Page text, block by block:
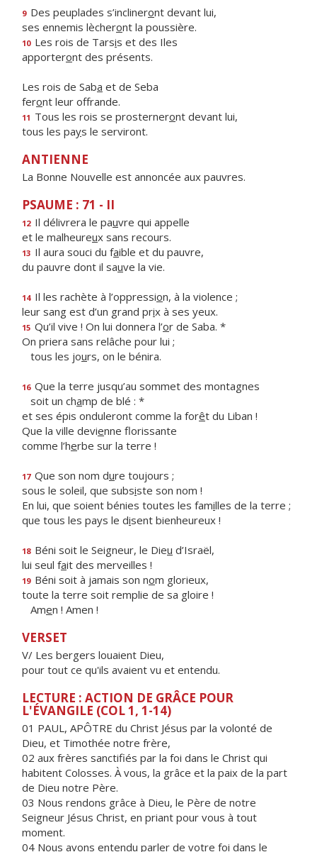
9 Des peuplades s’inclineront devant lui,
ses ennemis lècheront la poussière.
10 Les rois de Tarsis et des Iles
apporteront des présents.
Les rois de Saba et de Seba
feront leur offrande.
11 Tous les rois se prosterneront devant lui,
tous les pays le serviront.
ANTIENNE
La Bonne Nouvelle est annoncée aux pauvres.
PSAUME : 71 - II
12 Il délivrera le pauvre qui appelle
et le malheureux sans recours.
13 Il aura souci du faible et du pauvre,
du pauvre dont il sauve la vie.
14 Il les rachète à l’oppression, à la violence ;
leur sang est d’un grand prix à ses yeux.
15 Qu’il vive ! On lui donnera l’or de Saba. *
On priera sans relâche pour lui ;
tous les jours, on le bénira.
16 Que la terre jusqu’au sommet des montagnes
soit un champ de blé : *
et ses épis onduleront comme la forêt du Liban !
Que la ville devienne florissante
comme l’herbe sur la terre !
17 Que son nom dure toujours ;
sous le soleil, que subsiste son nom !
En lui, que soient bénies toutes les familles de la terre ;
que tous les pays le disent bienheureux !
18 Béni soit le Seigneur, le Dieu d’Israël,
lui seul fait des merveilles !
19 Béni soit à jamais son nom glorieux,
toute la terre soit remplie de sa gloire !
Amen ! Amen !
VERSET
V/ Les bergers louaient Dieu,
pour tout ce qu'ils avaient vu et entendu.
LECTURE : ACTION DE GRÂCE POUR
L'ÉVANGILE (COL 1, 1-14)
01 PAUL, APÔTRE du Christ Jésus par la volonté de
Dieu, et Timothée notre frère,
02 aux frères sanctifiés par la foi dans le Christ qui
habitent Colosses. À vous, la grâce et la paix de la part
de Dieu notre Père.
03 Nous rendons grâce à Dieu, le Père de notre
Seigneur Jésus Christ, en priant pour vous à tout
moment.
04 Nous avons entendu parler de votre foi dans le